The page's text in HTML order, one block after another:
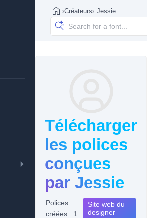
›Créateurs› Jessie
Télécharger
les polices
conçues
par Jessie
Polices
créées : 1
Site web du
designer